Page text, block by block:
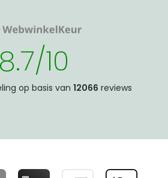
8.7/10
op basis van 12066 reviews